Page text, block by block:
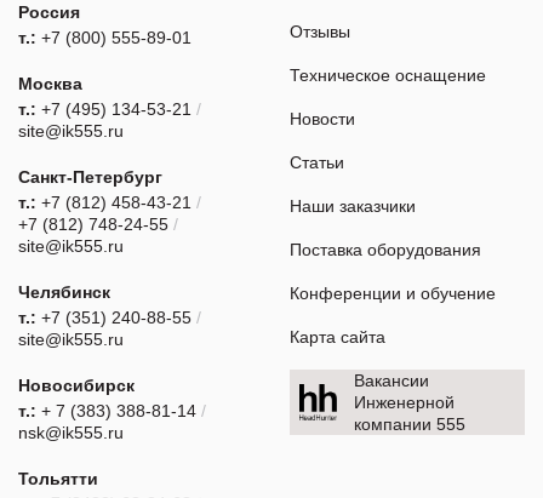
Россия
т.: +7 (800) 555-89-01
Москва
т.: +7 (495) 134-53-21 /
site@ik555.ru
Санкт-Петербург
т.: +7 (812) 458-43-21 /
+7 (812) 748-24-55 /
site@ik555.ru
Челябинск
т.: +7 (351) 240-88-55 /
site@ik555.ru
Новосибирск
т.: + 7 (383) 388-81-14 /
nsk@ik555.ru
Тольятти
Отзывы
Техническое оснащение
Новости
Статьи
Наши заказчики
Поставка оборудования
Конференции и обучение
Карта сайта
Вакансии
Инженерной
компании 555